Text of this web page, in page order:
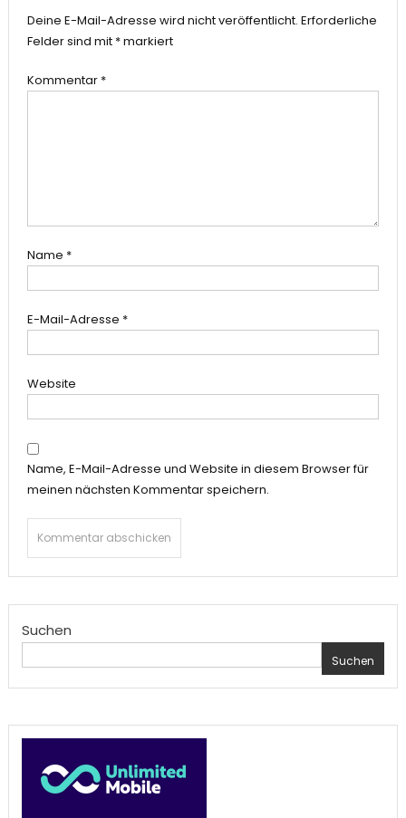
Deine E-Mail-Adresse wird nicht veröffentlicht. Erforderliche
Felder sind mit *markiert
Kommentar *
Name *
E-Mail-Adresse *
Website
Name, E-Mail-Adresse und Website in diesem Browser für
meinen nächsten Kommentar speichern.
Suchen
Suchen